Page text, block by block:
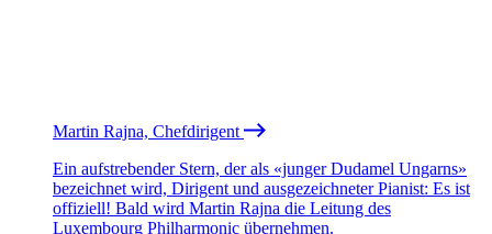
Martin Rajna, Chefdirigent
Ein aufstrebender Stern, der als «junger Dudamel Ungarns»
bezeichnet wird, Dirigent und ausgezeichneter Pianist: Es ist
offiziell! Bald wird Martin Rajna die Leitung des
Luxembourg Philharmonic übernehmen.